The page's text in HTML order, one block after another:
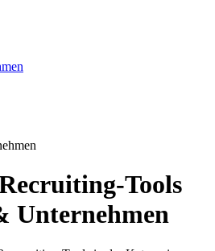
Tools
Unternehmen